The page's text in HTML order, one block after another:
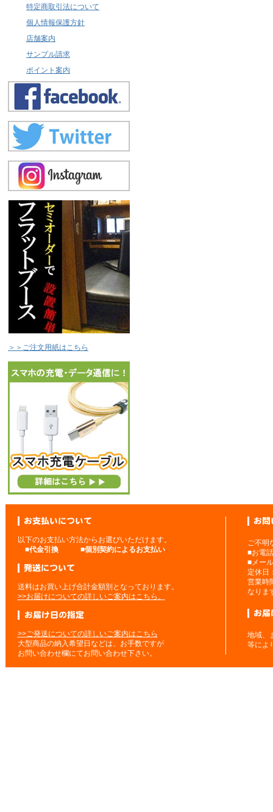
特定商取引法について
個人情報保護方針
店舗案内
サンプル請求
ポイント案内
＞＞ご注文用紙はこちら
以下のお支払い方法からお選びいただけます。
■代金引換■個別契約によるお支払い
送料はお買い上げ合計金額別となっております。
>>お届けについての詳しいご案内はこちら。
>>ご発送についての詳しいご案内はこちら
大型商品の納入希望日などは、お手数ですが
お問い合わせ欄にてお問い合わせ下さい。
ご不明
■お電
■メー
定休日
営業時
なりま
地域、
等によ